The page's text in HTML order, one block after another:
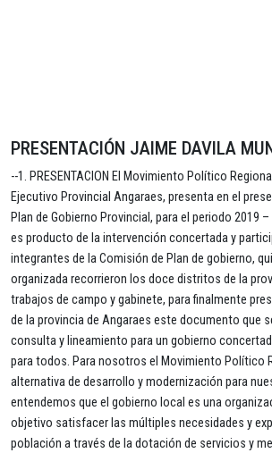
PRESENTACIÓN JAIME DAVILA
--1. PRESENTACION El Movimiento Político
Ejecutivo Provincial Angaraes, presenta en el
Plan de Gobierno Provincial, para el periodo 2019
es producto de la intervención concertada y
integrantes de la Comisión de Plan de gobierno,
organizada recorrieron los doce distritos de la
trabajos de campo y gabinete, para finalmente
de la provincia de Angaraes este documento que
consulta y lineamiento para un gobierno
para todos. Para nosotros el Movimiento Político
alternativa de desarrollo y modernización para
entendemos que el gobierno local es una
objetivo satisfacer las múltiples necesidades y
población a través de la dotación de servicios y